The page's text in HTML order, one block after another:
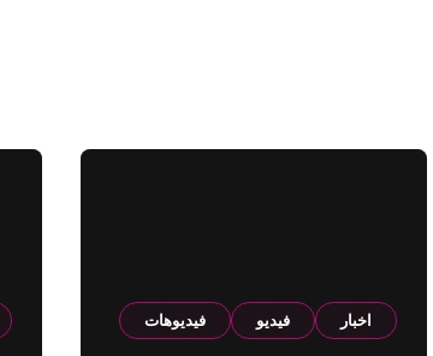
اخبار فيديو فيديوهات